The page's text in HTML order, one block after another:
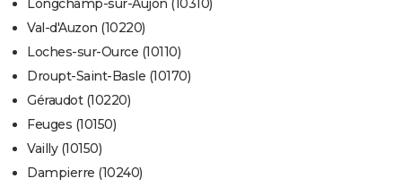
Longchamp-sur-Aujon (10310)
Val-d'Auzon (10220)
Loches-sur-Ource (10110)
Droupt-Saint-Basle (10170)
Géraudot (10220)
Feuges (10150)
Vailly (10150)
Dampierre (10240)